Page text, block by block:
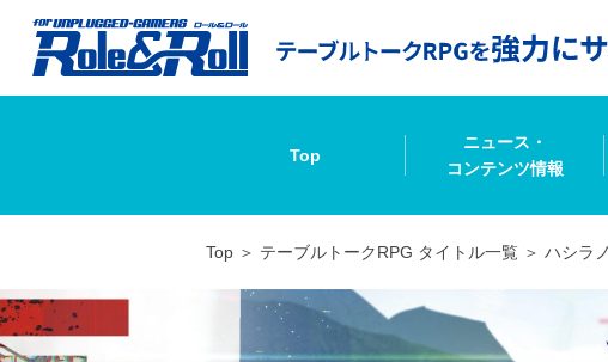
Top
ニュース・
コンテンツ情報
Top テーブルトークRPG タイトル一覧 ハシラ